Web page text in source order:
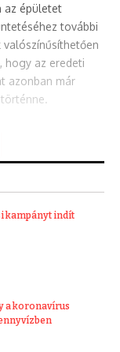
az épületet
további
hogy az eredeti
azonban már
a tulajdonos új
a kerületi építési
Az egyeztetések
elérni, hogy
együtt közcélú
is
kampányt indít
a koronavírus